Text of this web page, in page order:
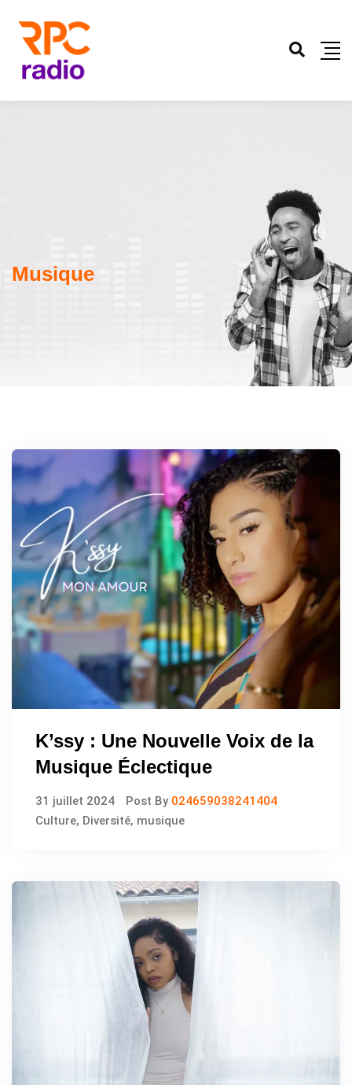
Musique
K’ssy : Une Nouvelle Voix de la
Musique Éclectique
31 juillet 2024 Post By 024659038241404
Culture, Diversité, musique